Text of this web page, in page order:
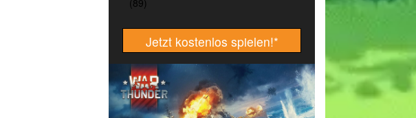
Jetzt kostenlos spielen!*